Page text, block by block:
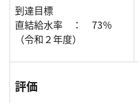
到達目標
直結給水率 ： 73％
（令和２年度）
評価